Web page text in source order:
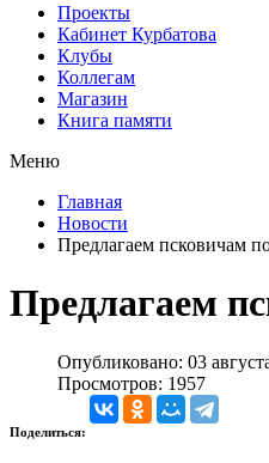
Проекты
Кабинет Курбатова
Клубы
Коллегам
Магазин
Книга памяти
Меню
Главная
Новости
Предлагаем псковичам
Предлагаем
Опубликовано: 03
Просмотров: 1957
Поделиться: